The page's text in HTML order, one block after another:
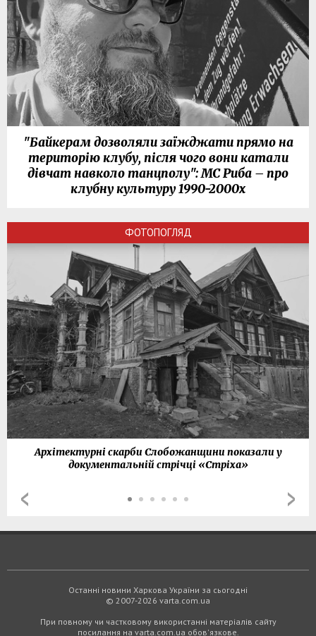
"Байкерам дозволяли заїжджати прямо на
територію клубу, після чого вони катали
дівчат навколо танцполу": МС Риба – про
клубну культуру 1990-2000х
ФОТОПОГЛЯД
Архітектурні скарби Слобожанщини показали у
документальній стрічці «Стріха»
Останні новини Харкова України за сьогодні
© 2007-2026 varta.com.ua
При повному чи частковому використанні матеріалів сайту
посилання на varta.com.ua обов'язкове.